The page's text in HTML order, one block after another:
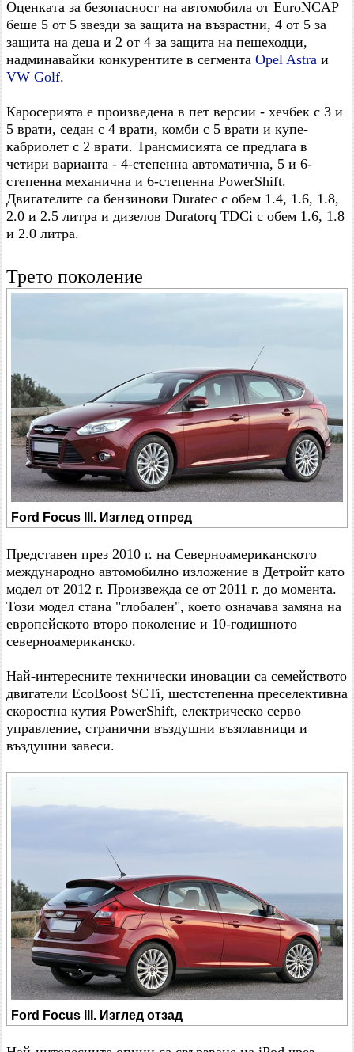
Оценката за безопасност на автомобила от EuroNCAP
беше 5 от 5 звезди за защита на възрастни, 4 от 5 за
защита на деца и 2 от 4 за защита на пешеходци,
надминавайки конкурентите в сегмента Opel Astra и
VW Golf.
Каросерията е произведена в пет версии - хечбек с 3 и
5 врати, седан с 4 врати, комби с 5 врати и купе-
кабриолет с 2 врати. Трансмисията се предлага в
четири варианта - 4-степенна автоматична, 5 и 6-
степенна механична и 6-степенна PowerShift.
Двигателите са бензинови Duratec с обем 1.4, 1.6, 1.8,
2.0 и 2.5 литра и дизелов Duratorq TDCi с обем 1.6, 1.8
и 2.0 литра.
Трето поколение
Ford Focus III. Изглед отпред
Представен през 2010 г. на Северноамериканското
международно автомобилно изложение в Детройт като
модел от 2012 г. Произвежда се от 2011 г. до момента.
Този модел стана "глобален", което означава замяна на
европейското второ поколение и 10-годишното
северноамериканско.
Най-интересните технически иновации са семейството
двигатели EcoBoost SCTi, шестстепенна преселективна
скоростна кутия PowerShift, електрическо серво
управление, странични въздушни възглавници и
въздушни завеси.
Ford Focus III. Изглед отзад